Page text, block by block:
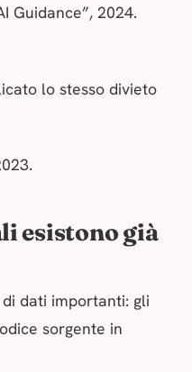
Guidance”, 2024.
lo stesso divieto
esistono già
dati importanti: gli
sorgente in